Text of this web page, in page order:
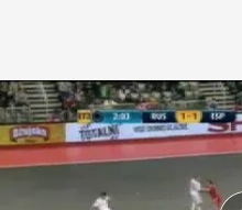
energy
11 FEB 2012 - 23:29h.